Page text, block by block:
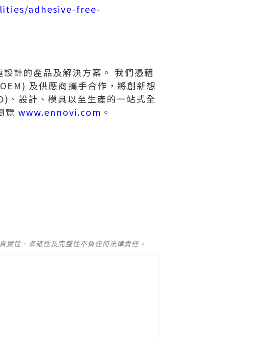
adhesive-free-
計的產品及解決方案。 我們憑藉
及供應商攜手合作，將創新想
、設計、模具以至生產的一站式全
覽 www.ennovi.com 。
實性、準確性及完整性不負任何法律責任。